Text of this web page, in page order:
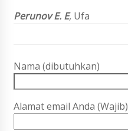
Perunov E. E, Ufa
Nama (dibutuhkan)
Alamat email Anda (Wajib)